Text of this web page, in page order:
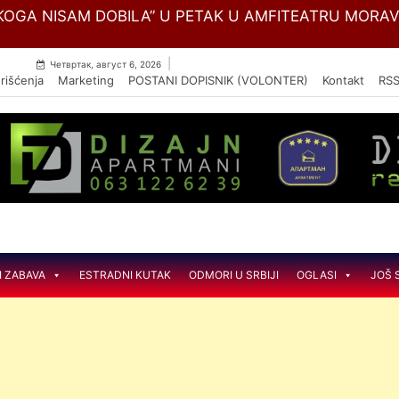
Skip
BOLESTI ,,DEDINJE“ MENJA NAZIV U
Четвртак, август 6, 2026
Marketing POSTANI DOPISNIK (VOLONTER) Kontakt RSS
ZABAVA ESTRADNI KUTAK ODMORI U SRBIJI OGLASI JOŠ